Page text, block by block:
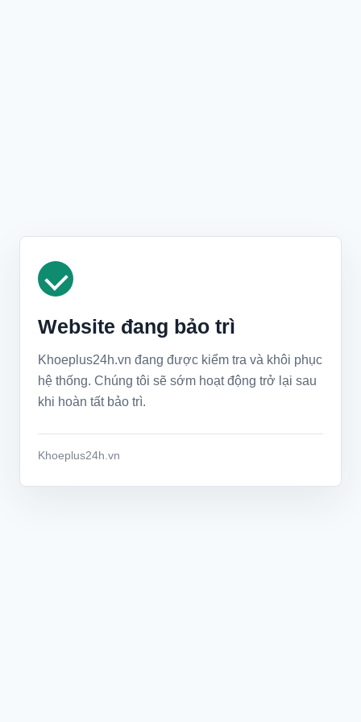
Website đang bảo trì
Khoeplus24h.vn đang được kiểm tra và khôi phục
hệ thống. Chúng tôi sẽ sớm hoạt động trở lại sau
khi hoàn tất bảo trì.
Khoeplus24h.vn